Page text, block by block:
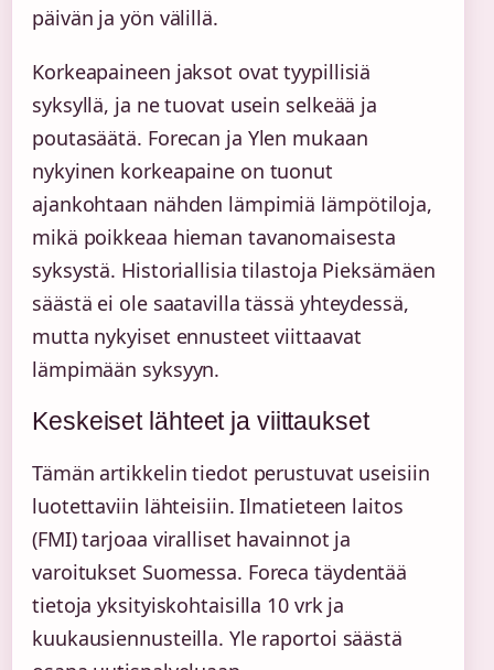
päivän ja yön välillä.
Korkeapaineen jaksot ovat tyypillisiä
syksyllä, ja ne tuovat usein selkeää ja
poutasäätä. Forecan ja Ylen mukaan
nykyinen korkeapaine on tuonut
ajankohtaan nähden lämpimiä lämpötiloja,
mikä poikkeaa hieman tavanomaisesta
syksystä. Historiallisia tilastoja Pieksämäen
säästä ei ole saatavilla tässä yhteydessä,
mutta nykyiset ennusteet viittaavat
lämpimään syksyyn.
Keskeiset lähteet ja viittaukset
Tämän artikkelin tiedot perustuvat useisiin
luotettaviin lähteisiin. Ilmatieteen laitos
(FMI) tarjoaa viralliset havainnot ja
varoitukset Suomessa. Foreca täydentää
tietoja yksityiskohtaisilla 10 vrk ja
kuukausiennusteilla. Yle raportoi säästä